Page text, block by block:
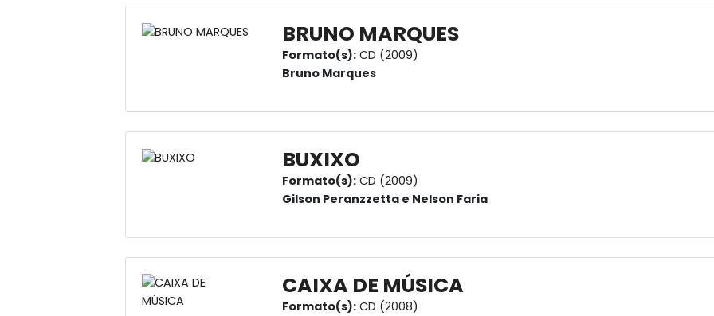
BRUNO MARQUES
Formato(s): CD (2009)
Bruno Marques
BUXIXO
Formato(s): CD (2009)
Gilson Peranzzetta e Nelson Faria
CAIXA DE MÚSICA
Formato(s): CD (2008)